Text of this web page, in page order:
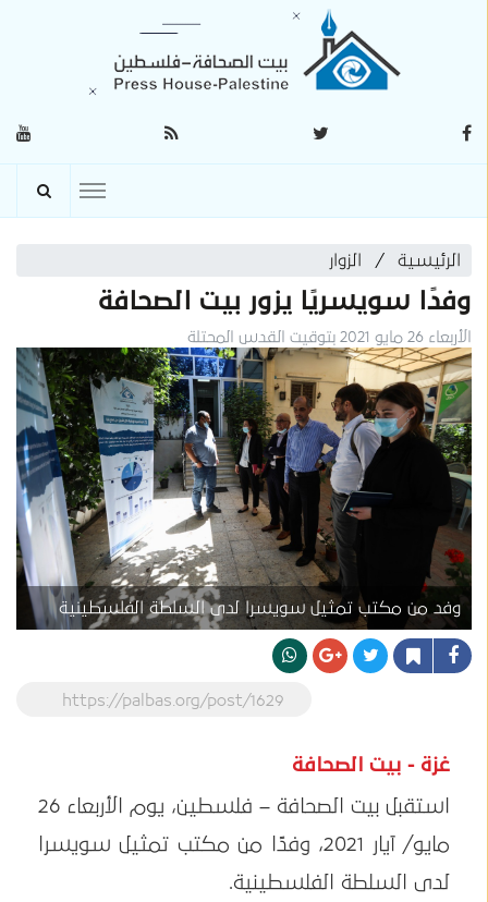
الرئيسية الزوار
وفدًا سويسريًا يزور بيت الصحافة
الأربعاء 26 مايو 2021 بتوقيت القدس المحتلة
وفد من مكتب تمثيل سويسرا لدى السلطة الفلسطينية
https://palbas.org/post/1629
غزة - بيت الصحافة
استقبل بيت الصحافة – فلسطين، يوم الأربعاء 26
مايو/ آيار 2021، وفدًا من مكتب تمثيل سويسرا
لدى السلطة الفلسطينية.